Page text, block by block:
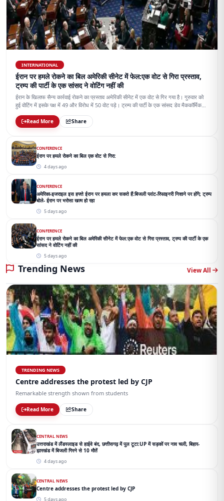
INTERNATIONAL
ईरान पर हमले रोकने का बिल अमेरिकी सीनेट में फेल:एक वोट से गिरा प्रस्ताव,
ट्रम्प की पार्टी के एक सांसद ने वोटिंग नहीं की
ईरान के खिलाफ सैन्य कार्रवाई रोकने का प्रस्ताव अमेरिकी सीनेट में एक वोट से गिर गया है। गुरुवार को
हुई वोटिंग में इसके पक्ष में 49 और विरोध में 50 वोट पड़े। ट्रम्प की पार्टी के एक सांसद डेव मैककॉर्मिक
Read More Share
CONFERENCE
ईरान पर हमले रोकने का बिल एक वोट से गिरा:
4 days ago
CONFERENCE
अमेरिका-इजराइल इस हफ्ते ईरान पर हमला कर सकते हैं:बिजली प्लांट-रिफाइनरी निशाने पर होंगे; ट्रम्प
बोले- ईरान पर भरोसा खत्म हो रहा
5 days ago
CONFERENCE
ईरान पर हमले रोकने का बिल अमेरिकी सीनेट में फेल:एक वोट से गिरा प्रस्ताव, ट्रम्प की पार्टी के एक
सांसद ने वोटिंग नहीं की
5 days ago
Trending News View All
TRENDING NEWS
Centre addresses the protest led by CJP
Remarkable strength shown from students
Read More Share
CENTRAL NEWS
उत्तराखंड में लैंडस्लाइड से हाईवे बंद, छत्तीसगढ़ में पुल टूटा:UP में सड़कों पर नाव चली, बिहार-
झारखंड में बिजली गिरने से 10 मौतें
4 days ago
CENTRAL NEWS
Centre addresses the protest led by CJP
5 days ago